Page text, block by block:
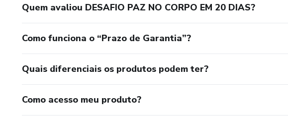
Quem avaliou DESAFIO PAZ NO CORPO EM 20 DIAS?
Como funciona o “Prazo de Garantia”?
Quais diferenciais os produtos podem ter?
Como acesso meu produto?